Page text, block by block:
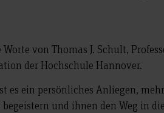
Worte von Thomas J. Schult,
der Hochschule Hannover.
es ein persönliches Anliegen,
und ihnen den Weg in